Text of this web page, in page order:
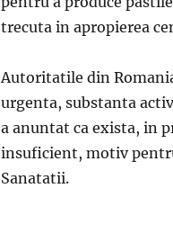
trecuta in apropierea
Autoritatile din
urgenta, substanta
a anuntat ca exista, in
insuficient, motiv
Sanatatii.